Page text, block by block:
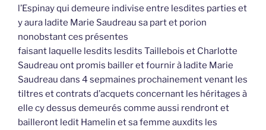
l’Espinay qui demeure indivise entre lesdites parties et
y aura ladite Marie Saudreau sa part et porion
nonobstant ces présentes
faisant laquelle lesdits lesdits Taillebois et Charlotte
Saudreau ont promis bailler et fournir à ladite Marie
Saudreau dans 4 sepmaines prochainement venant les
tiltres et contrats d’acquets concernant les héritages à
elle cy dessus demeurés comme aussi rendront et
bailleront ledit Hamelin et sa femme auxdits les